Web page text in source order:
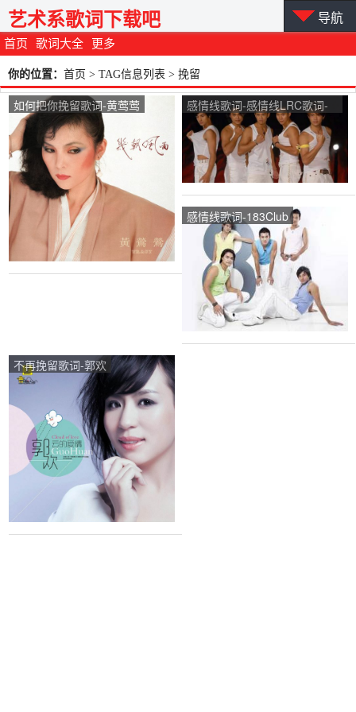
首页 歌词大全 更多
艺术系歌词下载吧 导航
你的位置： 首页 > TAG信息列表 > 挽留
如何把你挽留歌词-黄莺莺
感情线歌词-感情线LRC歌词-
183Club
感情线歌词-183Club
不再挽留歌词-郭欢